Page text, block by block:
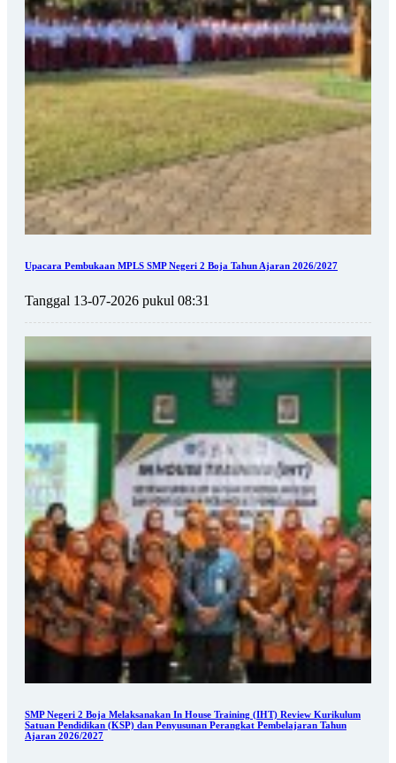
Upacara Pembukaan MPLS SMP Negeri 2 Boja Tahun Ajaran 2026/2027
Tanggal 13-07-2026 pukul 08:31
SMP Negeri 2 Boja Melaksanakan In House Training (IHT) Review Kurikulum
Satuan Pendidikan (KSP) dan Penyusunan Perangkat Pembelajaran Tahun
Ajaran 2026/2027